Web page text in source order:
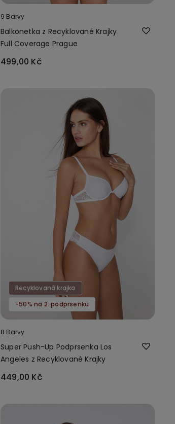
9 Barvy
Balkonetka z Recyklované Krajky
Full Coverage Prague
499,00 Kč
Recyklovaná krajka
-50% na 2. podprsenku
8 Barvy
Super Push-Up Podprsenka Los
Angeles z Recyklované Krajky
449,00 Kč